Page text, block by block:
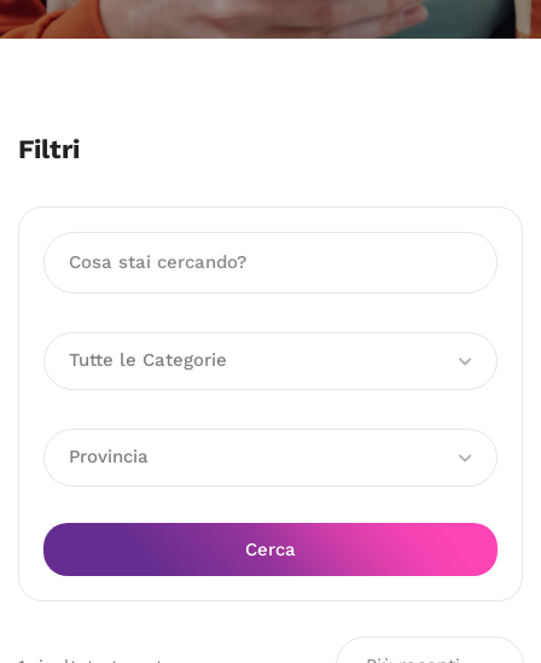
Filtri
Tutte le Categorie
Provincia
Cerca